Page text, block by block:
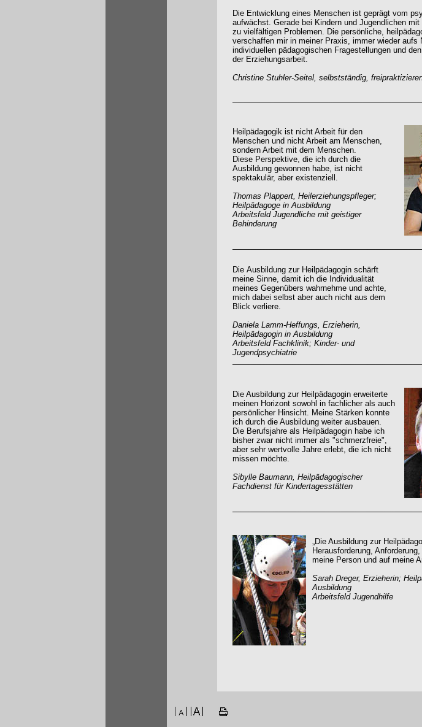
Die Entwicklung eines Menschen ist geprägt vom
aufwächst. Gerade bei Kindern und Jugendlichen
zu vielfältigen Problemen. Die persönliche,
verschaffen mir in meiner Praxis, immer wieder aufs
individuellen pädagogischen Fragestellungen und
der Erziehungsarbeit.
Christine Stuhler-Seitel, selbstständig,
Heilpädagogik ist nicht Arbeit für den
Menschen und nicht Arbeit am Menschen,
sondern Arbeit mit dem Menschen.
Diese Perspektive, die ich durch die
Ausbildung gewonnen habe, ist nicht
spektakulär, aber existenziell.
Thomas Plappert, Heilerziehungspfleger;
Heilpädagoge in Ausbildung
Arbeitsfeld Jugendliche mit geistiger
Behinderung
Die Ausbildung zur Heilpädagogin schärft
meine Sinne, damit ich die Individualität
meines Gegenübers wahrnehme und achte,
mich dabei selbst aber auch nicht aus dem
Blick verliere.
Daniela Lamm-Heffungs, Erzieherin,
Heilpädagogin in Ausbildung
Arbeitsfeld Fachklinik; Kinder- und
Jugendpsychiatrie
Die Ausbildung zur Heilpädagogin erweiterte
meinen Horizont sowohl in fachlicher als auch
persönlicher Hinsicht. Meine Stärken konnte
ich durch die Ausbildung weiter ausbauen.
Die Berufsjahre als Heilpädagogin habe ich
bisher zwar nicht immer als "schmerzfreie",
aber sehr wertvolle Jahre erlebt, die ich nicht
missen möchte.
Sibylle Baumann, Heilpädagogischer
Fachdienst für Kindertagesstätten
„Die Ausbildung zur
Herausforderung,
meine Person und auf meine
Sarah Dreger, Erzieherin;
Ausbildung
Arbeitsfeld Jugendhilfe